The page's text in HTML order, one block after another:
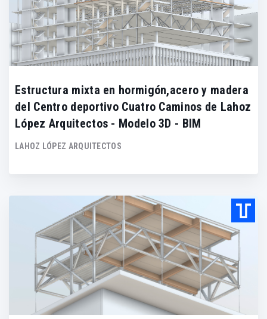
Estructura mixta en hormigón,acero y madera
del Centro deportivo Cuatro Caminos de Lahoz
López Arquitectos - Modelo 3D - BIM
LAHOZ LÓPEZ ARQUITECTOS